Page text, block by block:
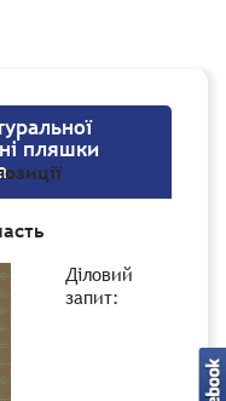
пляшки
Діловий
запит: